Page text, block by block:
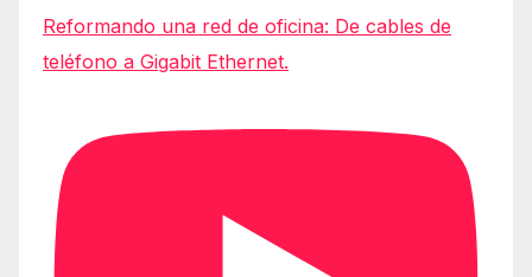
Reformando una red de oficina: De cables de
teléfono a Gigabit Ethernet.